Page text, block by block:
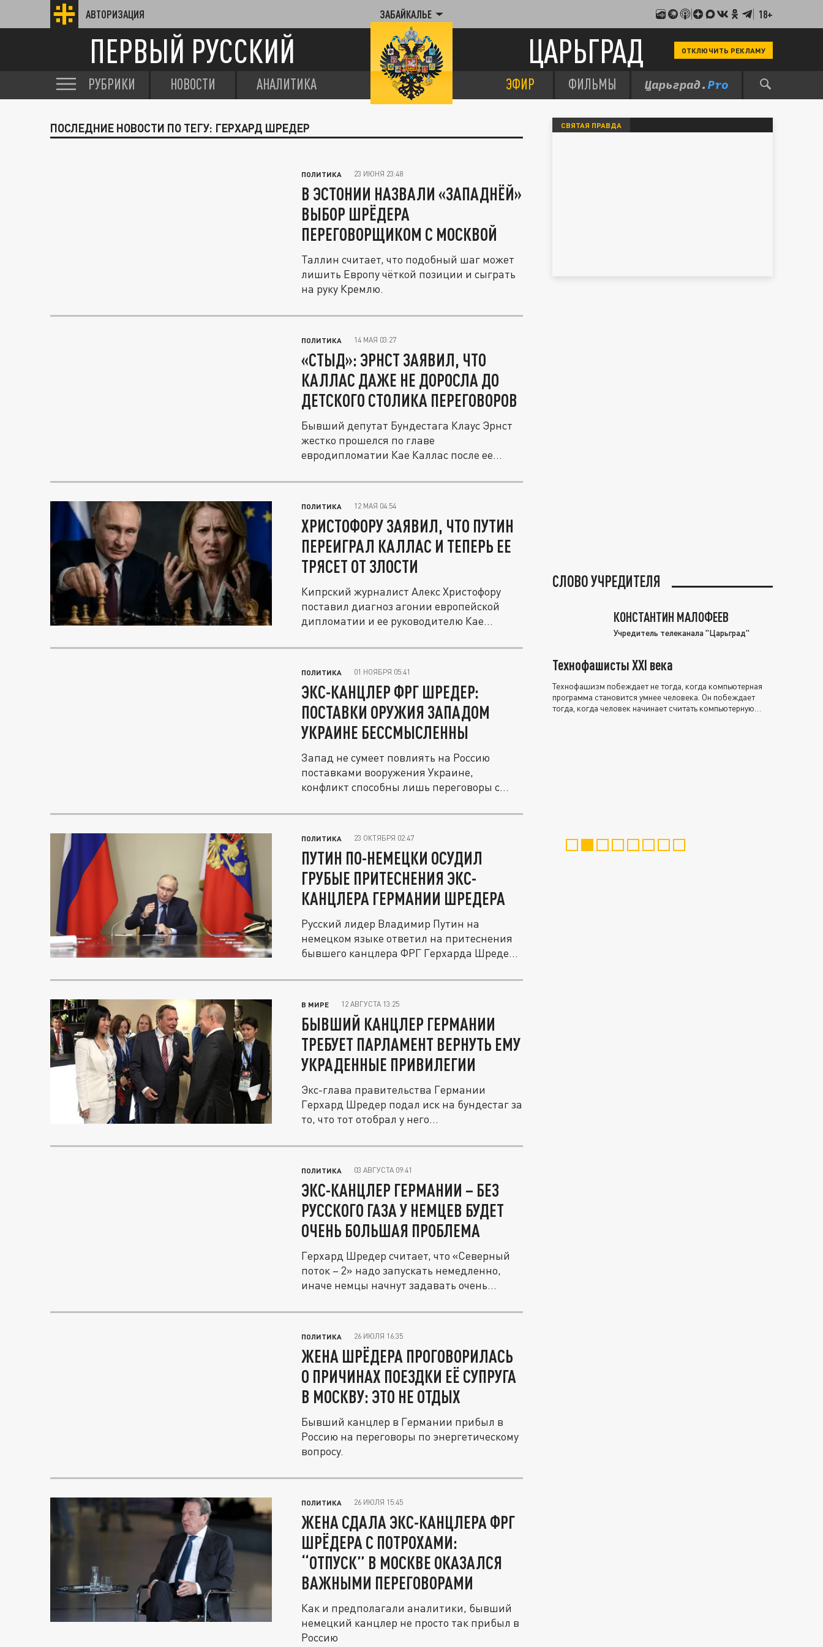
АВТОРИЗАЦИЯ ЗАБАЙКАЛЬЕ 18+
ПЕРВЫЙ РУССКИЙ ЦАРЬГРАД ОТКЛЮЧИТЬ РЕКЛАМУ
РУБРИКИ НОВОСТИ АНАЛИТИКА ЭФИР ФИЛЬМЫ
ПОСЛЕДНИЕ НОВОСТИ ПО ТЕГУ: ГЕРХАРД ШРЕДЕР
ПОЛИТИКА 23 ИЮНЯ 23:48
В ЭСТОНИИ НАЗВАЛИ «ЗАПАДНЁЙ»
ВЫБОР ШРЁДЕРА
ПЕРЕГОВОРЩИКОМ С МОСКВОЙ
Таллин считает, что подобный шаг может
лишить Европу чёткой позиции и сыграть
на руку Кремлю.
ПОЛИТИКА 14 МАЯ 03:27
«СТЫД»: ЭРНСТ ЗАЯВИЛ, ЧТО
КАЛЛАС ДАЖЕ НЕ ДОРОСЛА ДО
ДЕТСКОГО СТОЛИКА ПЕРЕГОВОРОВ
Бывший депутат Бундестага Клаус Эрнст
жестко прошелся по главе
евродипломатии Кае Каллас после ее
ПОЛИТИКА 12 МАЯ 04:54
ХРИСТОФОРУ ЗАЯВИЛ, ЧТО ПУТИН
ПЕРЕИГРАЛ КАЛЛАС И ТЕПЕРЬ ЕЕ
ТРЯСЕТ ОТ ЗЛОСТИ
Кипрский журналист Алекс Христофору
поставил диагноз агонии европейской
дипломатии и ее руководителю Кае...
ПОЛИТИКА 01 НОЯБРЯ 05:41
ЭКС-КАНЦЛЕР ФРГ ШРЕДЕР:
ПОСТАВКИ ОРУЖИЯ ЗАПАДОМ
УКРАИНЕ БЕССМЫСЛЕННЫ
Запад не сумеет повлиять на Россию
поставками вооружения Украине,
конфликт способны лишь переговоры с...
ПОЛИТИКА 23 ОКТЯБРЯ 02:47
ПУТИН ПО-НЕМЕЦКИ ОСУДИЛ
ГРУБЫЕ ПРИТЕСНЕНИЯ ЭКС-
КАНЦЛЕРА ГЕРМАНИИ ШРЕДЕРА
Русский лидер Владимир Путин на
немецком языке ответил на притеснения
бывшего канцлера ФРГ Герхарда Шредера
В МИРЕ 12 АВГУСТА 13:25
БЫВШИЙ КАНЦЛЕР ГЕРМАНИИ
ТРЕБУЕТ ПАРЛАМЕНТ ВЕРНУТЬ ЕМУ
УКРАДЕННЫЕ ПРИВИЛЕГИИ
Экс-глава правительства Германии
Герхард Шредер подал иск на бундестаг за
то, что тот отобрал у него...
ПОЛИТИКА 03 АВГУСТА 09:41
ЭКС-КАНЦЛЕР ГЕРМАНИИ – БЕЗ
РУССКОГО ГАЗА У НЕМЦЕВ БУДЕТ
ОЧЕНЬ БОЛЬШАЯ ПРОБЛЕМА
Герхард Шредер считает, что «Северный
поток – 2» надо запускать немедленно,
иначе немцы начнут задавать очень...
ПОЛИТИКА 26 ИЮЛЯ 16:35
ЖЕНА ШРЁДЕРА ПРОГОВОРИЛАСЬ
О ПРИЧИНАХ ПОЕЗДКИ ЕЁ СУПРУГА
В МОСКВУ: ЭТО НЕ ОТДЫХ
Бывший канцлер в Германии прибыл в
Россию на переговоры по энергетическому
вопросу.
ПОЛИТИКА 26 ИЮЛЯ 15:45
ЖЕНА СДАЛА ЭКС-КАНЦЛЕРА ФРГ
ШРЁДЕРА С ПОТРОХАМИ:
“ОТПУСК” В МОСКВЕ ОКАЗАЛСЯ
ВАЖНЫМИ ПЕРЕГОВОРАМИ
Как и предполагали аналитики, бывший
немецкий канцлер не просто так прибыл в
Россию
СВЯТАЯ ПРАВДА
СЛОВО УЧРЕДИТЕЛЯ
КОНСТАНТИН МАЛОФЕЕВ
Учредитель телеканала "Царьград"
Технофашисты XXI века
Технофашизм побеждает не тогда, когда компьютерная
программа становится умнее человека. Он побеждает
тогда, когда человек начинает считать компьютерную